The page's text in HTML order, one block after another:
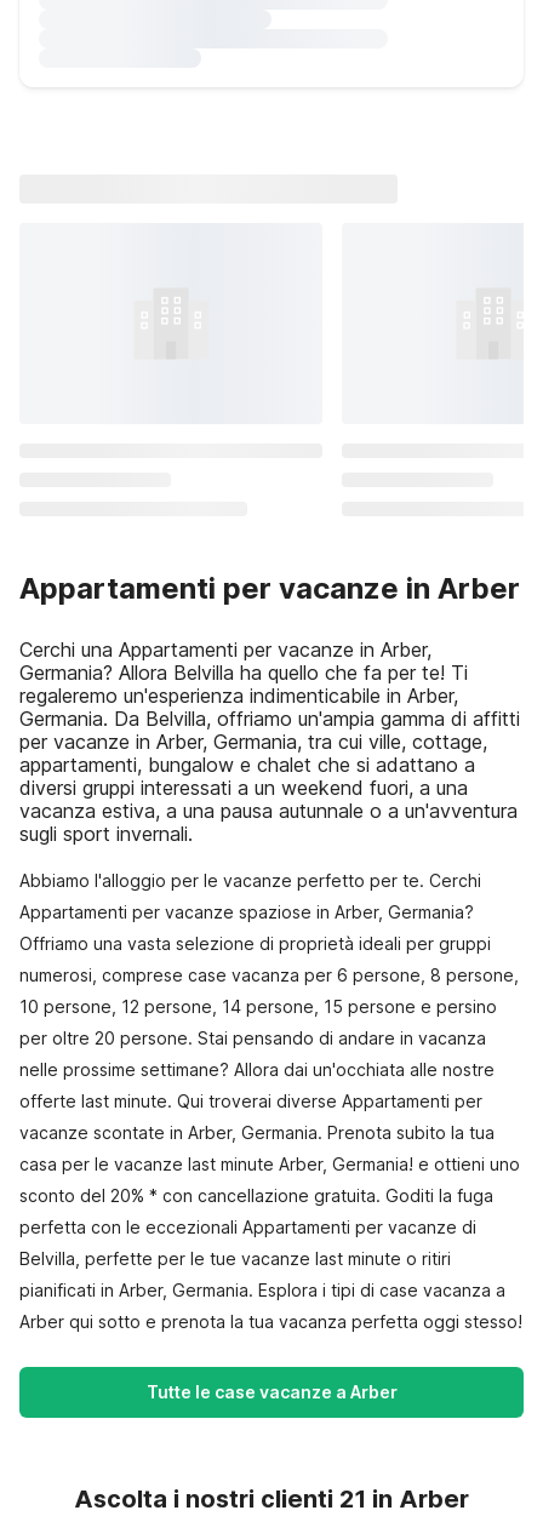
Appartamenti per vacanze in Arber
Cerchi una Appartamenti per vacanze in Arber,
Germania? Allora Belvilla ha quello che fa per te! Ti
regaleremo un'esperienza indimenticabile in Arber,
Germania. Da Belvilla, offriamo un'ampia gamma di affitti
per vacanze in Arber, Germania, tra cui ville, cottage,
appartamenti, bungalow e chalet che si adattano a
diversi gruppi interessati a un weekend fuori, a una
vacanza estiva, a una pausa autunnale o a un'avventura
sugli sport invernali.
Abbiamo l'alloggio per le vacanze perfetto per te. Cerchi
Appartamenti per vacanze spaziose in Arber, Germania?
Offriamo una vasta selezione di proprietà ideali per gruppi
numerosi, comprese case vacanza per 6 persone, 8 persone,
10 persone, 12 persone, 14 persone, 15 persone e persino
per oltre 20 persone. Stai pensando di andare in vacanza
nelle prossime settimane? Allora dai un'occhiata alle nostre
offerte last minute. Qui troverai diverse Appartamenti per
vacanze scontate in Arber, Germania. Prenota subito la tua
casa per le vacanze last minute Arber, Germania! e ottieni uno
sconto del 20% * con cancellazione gratuita. Goditi la fuga
perfetta con le eccezionali Appartamenti per vacanze di
Belvilla, perfette per le tue vacanze last minute o ritiri
pianificati in Arber, Germania. Esplora i tipi di case vacanza a
Arber qui sotto e prenota la tua vacanza perfetta oggi stesso!
Tutte le case vacanze a Arber
Ascolta i nostri clienti 21 in Arber